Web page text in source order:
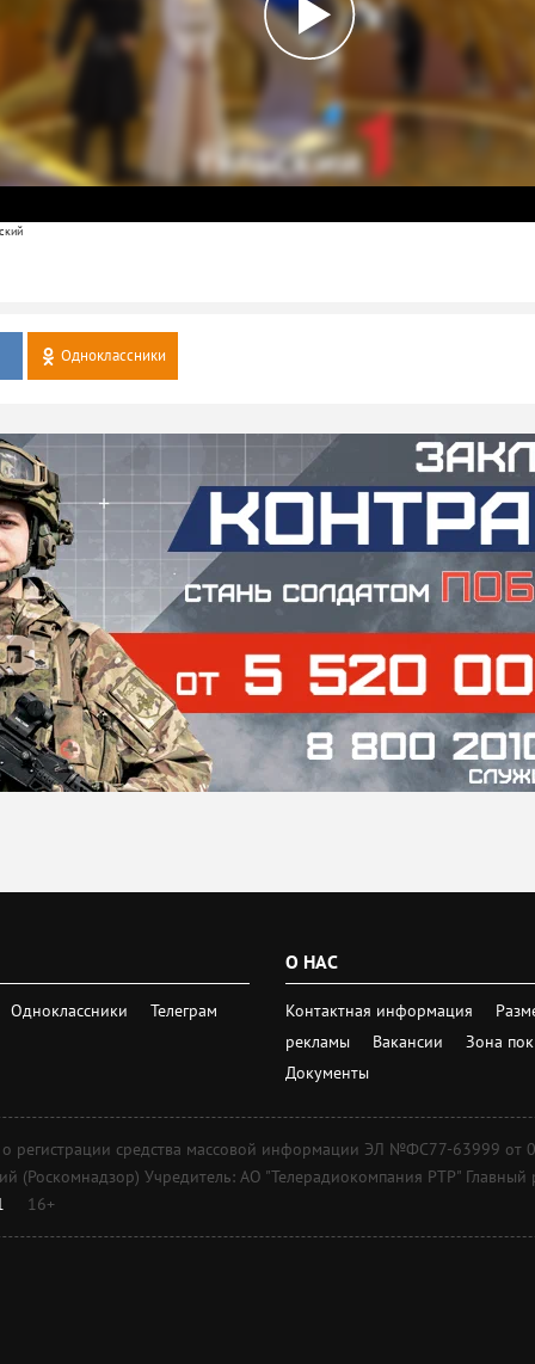
Одноклассники
Одноклассники Телеграм
О НАС
Контактная информация
рекламы
Вакансии
Зона
Документы
средства массовой информации ЭЛ №ФС77-63999 от
(Роскомнадзор) Учредитель: АО "Телерадиокомпания РТР" Главный
16+